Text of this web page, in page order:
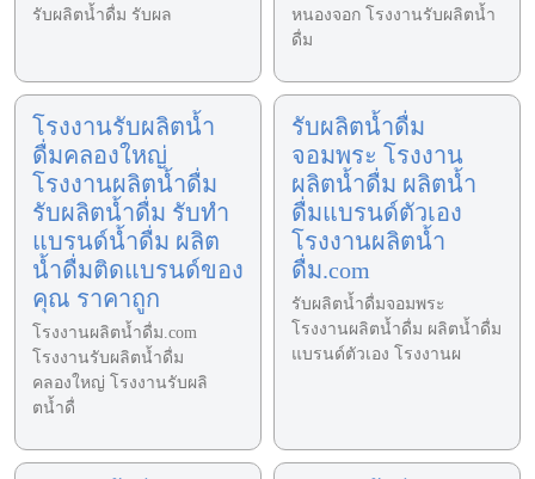
รับผลิตน้ำดื่ม รับผล
หนองจอก โรงงานรับผลิตน้ำ
ดื่ม
โรงงานรับผลิตน้ำ
ดื่มคลองใหญ่
โรงงานผลิตน้ำดื่ม
รับผลิตน้ำดื่ม รับทำ
แบรนด์น้ำดื่ม ผลิต
น้ำดื่มติดแบรนด์ของ
คุณ ราคาถูก
โรงงานผลิตน้ำดื่ม.com
โรงงานรับผลิตน้ำดื่ม
คลองใหญ่ โรงงานรับผลิ
ตน้ำดื่
รับผลิตน้ำดื่ม
จอมพระ โรงงาน
ผลิตน้ำดื่ม ผลิตน้ำ
ดื่มแบรนด์ตัวเอง
โรงงานผลิตน้ำ
ดื่ม.com
รับผลิตน้ำดื่มจอมพระ
โรงงานผลิตน้ำดื่ม ผลิตน้ำดื่ม
แบรนด์ตัวเอง โรงงานผ